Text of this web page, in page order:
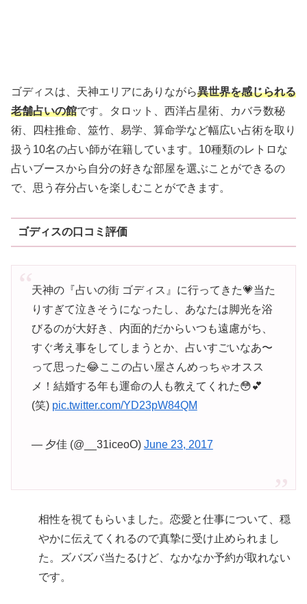
ゴディスは、天神エリアにありながら異世界を感じられる
老舗占いの館です。タロット、西洋占星術、カバラ数秘
術、四柱推命、筮竹、易学、算命学など幅広い占術を取り
扱う10名の占い師が在籍しています。10種類のレトロな
占いブースから自分の好きな部屋を選ぶことができるの
で、思う存分占いを楽しむことができます。
ゴディスの口コミ評価
天神の『占いの街 ゴディス』に行ってきた💗当た
りすぎて泣きそうになったし、あなたは脚光を浴
びるのが大好き、内面的だからいつも遠慮がち、
すぐ考え事をしてしまうとか、占いすごいなあ〜
って思った😂ここの占い屋さんめっちゃオスス
メ！結婚する年も運命の人も教えてくれた😳💕
(笑) pic.twitter.com/YD23pW84QM
— 夕佳 (@__31iceoO) June 23, 2017
相性を視てもらいました。恋愛と仕事について、穏
やかに伝えてくれるので真摯に受け止められまし
た。ズバズバ当たるけど、なかなか予約が取れない
です。